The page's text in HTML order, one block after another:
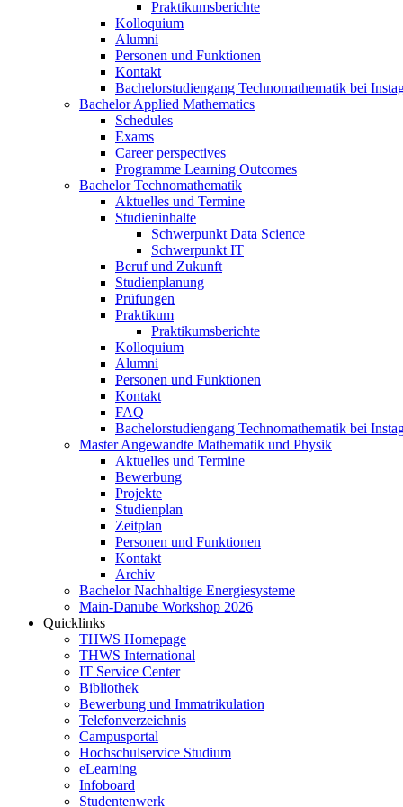
Praktikumsberichte
Kolloquium
Alumni
Personen und Funktionen
Kontakt
Bachelorstudiengang Technomathematik bei
Bachelor Applied Mathematics
Schedules
Exams
Career perspectives
Programme Learning Outcomes
Bachelor Technomathematik
Aktuelles und Termine
Studieninhalte
Schwerpunkt Data Science
Schwerpunkt IT
Beruf und Zukunft
Studienplanung
Prüfungen
Praktikum
Praktikumsberichte
Kolloquium
Alumni
Personen und Funktionen
Kontakt
FAQ
Bachelorstudiengang Technomathematik bei
Master Angewandte Mathematik und Physik
Aktuelles und Termine
Bewerbung
Projekte
Studienplan
Zeitplan
Personen und Funktionen
Kontakt
Archiv
Bachelor Nachhaltige Energiesysteme
Main-Danube Workshop 2026
Quicklinks
THWS Homepage
THWS International
IT Service Center
Bibliothek
Bewerbung und Immatrikulation
Telefonverzeichnis
Campusportal
Hochschulservice Studium
eLearning
Infoboard
Studentenwerk